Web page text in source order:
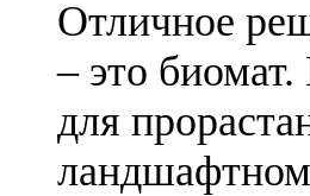
Отличное
– это
для
ландшафтном